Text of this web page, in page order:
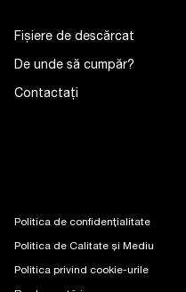
Fișiere de descărcat
De unde să cumpăr?
Contactaţi
Politica de confidențialitate
Politica de Calitate și Mediu
Politica privind cookie-urile